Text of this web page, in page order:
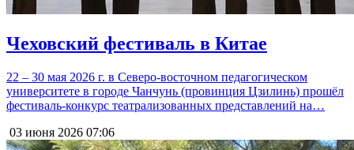
Чеховский фестиваль в Китае
22 – 30 мая 2026 г. в Северо-восточном педагогическом
университете в городе Чанчунь (провинция Цзилинь) прошёл
фестиваль-конкурс театрализованных представлений на…
03 июня 2026 07:06